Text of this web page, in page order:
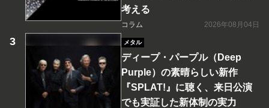
考える
コラム 2026年08月04日
メタル
ディープ・パープル（Deep
Purple）の素晴らしい新作
『SPLAT!』に聴く、来日公演
でも実証した新体制の実力